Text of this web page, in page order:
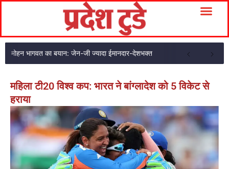
मोहन भागवत का बयान: जेन-जी ज्यादा ईमानदार-देशभक्त
महिला टी20 विश्व कप: भारत ने बांग्लादेश को 5 विकेट से
हराया